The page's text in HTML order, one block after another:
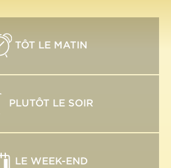
TÔT LE MATIN
PLUTÔT LE SOIR
LE WEEK-END